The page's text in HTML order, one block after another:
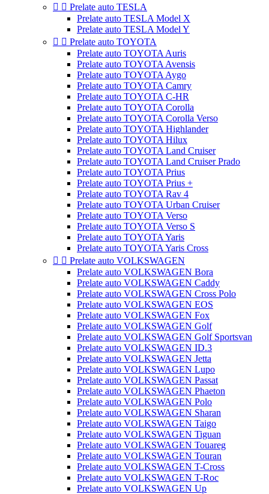
  Prelate auto TESLA
Prelate auto TESLA Model X
Prelate auto TESLA Model Y
  Prelate auto TOYOTA
Prelate auto TOYOTA Auris
Prelate auto TOYOTA Avensis
Prelate auto TOYOTA Aygo
Prelate auto TOYOTA Camry
Prelate auto TOYOTA C-HR
Prelate auto TOYOTA Corolla
Prelate auto TOYOTA Corolla Verso
Prelate auto TOYOTA Highlander
Prelate auto TOYOTA Hilux
Prelate auto TOYOTA Land Cruiser
Prelate auto TOYOTA Land Cruiser Prado
Prelate auto TOYOTA Prius
Prelate auto TOYOTA Prius +
Prelate auto TOYOTA Rav 4
Prelate auto TOYOTA Urban Cruiser
Prelate auto TOYOTA Verso
Prelate auto TOYOTA Verso S
Prelate auto TOYOTA Yaris
Prelate auto TOYOTA Yaris Cross
  Prelate auto VOLKSWAGEN
Prelate auto VOLKSWAGEN Bora
Prelate auto VOLKSWAGEN Caddy
Prelate auto VOLKSWAGEN Cross Polo
Prelate auto VOLKSWAGEN EOS
Prelate auto VOLKSWAGEN Fox
Prelate auto VOLKSWAGEN Golf
Prelate auto VOLKSWAGEN Golf Sportsvan
Prelate auto VOLKSWAGEN ID.3
Prelate auto VOLKSWAGEN Jetta
Prelate auto VOLKSWAGEN Lupo
Prelate auto VOLKSWAGEN Passat
Prelate auto VOLKSWAGEN Phaeton
Prelate auto VOLKSWAGEN Polo
Prelate auto VOLKSWAGEN Sharan
Prelate auto VOLKSWAGEN Taigo
Prelate auto VOLKSWAGEN Tiguan
Prelate auto VOLKSWAGEN Touareg
Prelate auto VOLKSWAGEN Touran
Prelate auto VOLKSWAGEN T-Cross
Prelate auto VOLKSWAGEN T-Roc
Prelate auto VOLKSWAGEN Up